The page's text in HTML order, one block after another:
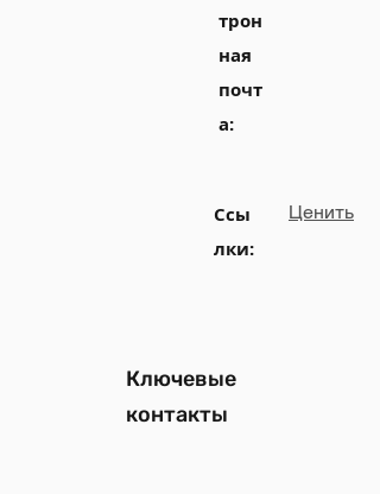
трон
ная
почт
а:
Ссы
лки:
Ценить
Ключевые
контакты